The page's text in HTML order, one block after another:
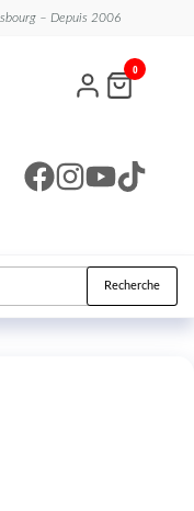
– Depuis 2006
0
Recherche